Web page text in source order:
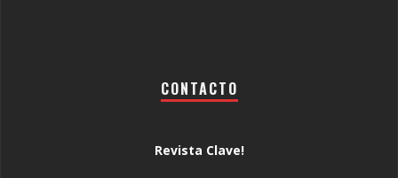
CONTACTO
Revista Clave!